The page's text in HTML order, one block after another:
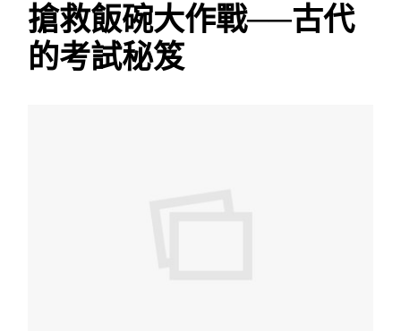
搶救飯碗大作戰──古代
的考試秘笈